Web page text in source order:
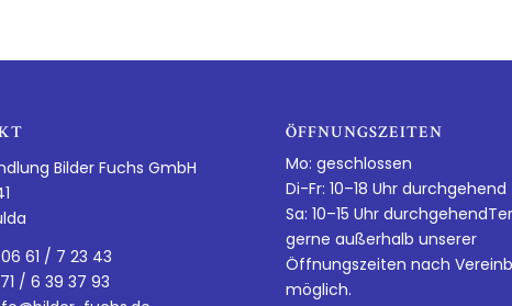
Bilder Fuchs GmbH
61 / 7 23 43
/ 6 39 37 93
ÖFFNUNGSZEITEN
Mo: geschlossen
Di-Fr: 10–18 Uhr durchgehend
Sa: 10–15 Uhr
gerne außerhalb unserer
Öffnungszeiten nach
möglich.